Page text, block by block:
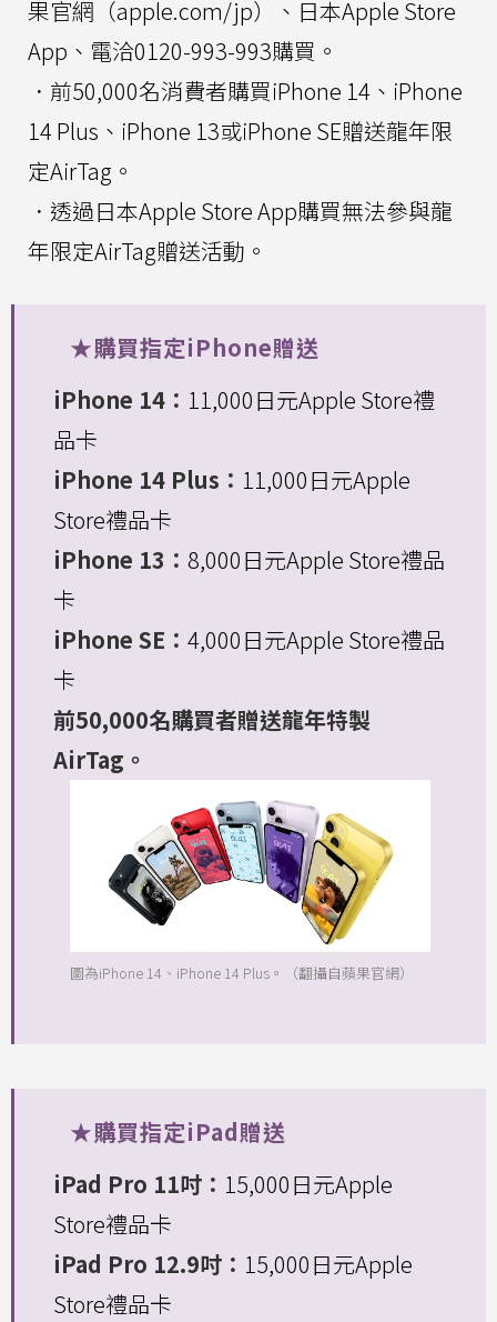
果官網（apple.com/jp）、日本Apple Store
App、電洽0120-993-993購買。
．前50,000名消費者購買iPhone 14、iPhone
14 Plus、iPhone 13或iPhone SE贈送龍年限
定AirTag。
．透過日本Apple Store App購買無法參與龍
年限定AirTag贈送活動。
★購買指定iPhone贈送
iPhone 14： 11,000日元Apple Store禮
品卡
iPhone 14 Plus： 11,000日元Apple
Store禮品卡
iPhone 13： 8,000日元Apple Store禮品
卡
iPhone SE： 4,000日元Apple Store禮品
卡
前50,000名購買者贈送龍年特製
AirTag。
圖為iPhone 14、iPhone 14 Plus。（翻攝自蘋果官網）
★購買指定iPad贈送
iPad Pro 11吋： 15,000日元Apple
Store禮品卡
iPad Pro 12.9吋： 15,000日元Apple
Store禮品卡